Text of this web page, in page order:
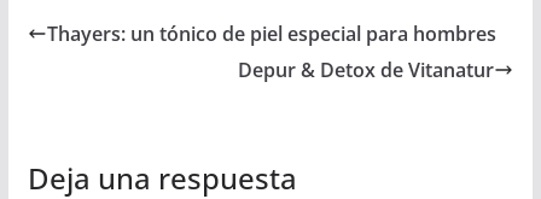
Thayers: un tónico de piel especial para hombres
Depur & Detox de Vitanatur
Deja una respuesta